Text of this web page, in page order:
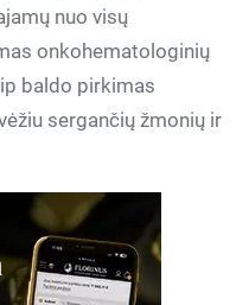
nuo visų
onkohematologinių
baldo pirkimas
sergančių žmonių ir